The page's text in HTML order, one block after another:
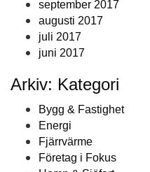
september 2017
augusti 2017
juli 2017
juni 2017
Arkiv: Kategori
Bygg & Fastighet
Energi
Fjärrvärme
Företag i Fokus